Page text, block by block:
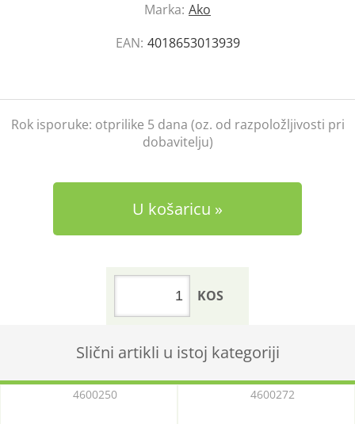
Marka: Ako
EAN: 4018653013939
Rok isporuke: otprilike 5 dana (oz. od razpoložljivosti pri
dobavitelju)
U košaricu
KOS
Slični artikli u istoj kategoriji
4600250 4600272